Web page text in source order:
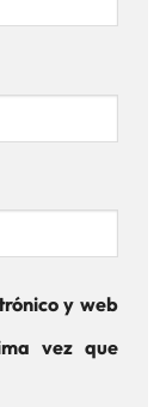
y web
vez que